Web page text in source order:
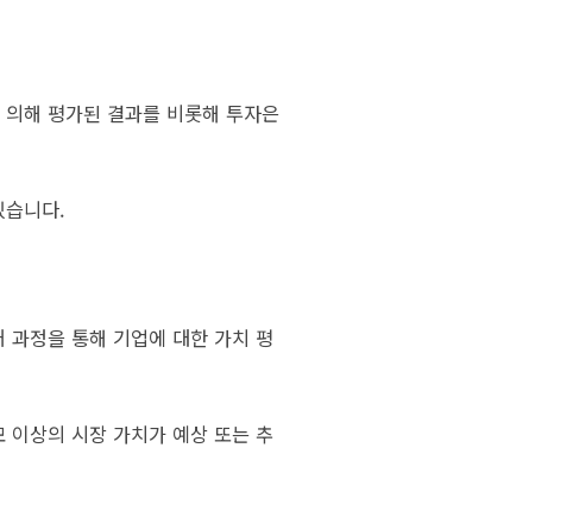
해 평가된 결과를 비롯해 투자은
니다.
과정을 통해 기업에 대한 가치 평
이상의 시장 가치가 예상 또는 추